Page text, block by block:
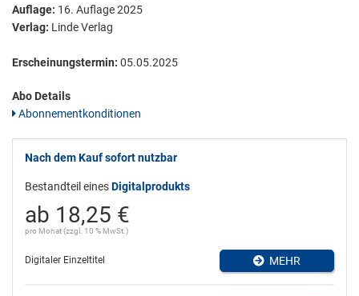
Auflage: 16. Auflage 2025
Verlag: Linde Verlag
Erscheinungstermin: 05.05.2025
Abo Details
Abonnementkonditionen
Nach dem Kauf sofort nutzbar
Bestandteil einesDigitalprodukts
ab 18,25 €
pro Monat (zzgl. 10 % MwSt.)
Digitaler Einzeltitel MEHR